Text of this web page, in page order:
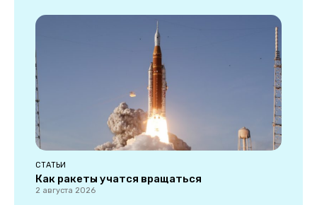
СТАТЬИ
Как ракеты учатся вращаться
2 августа 2026